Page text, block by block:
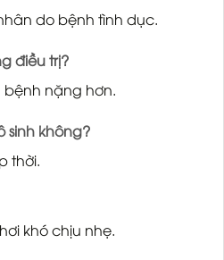
do bệnh tình dục.
điều trị?
bệnh nặng hơn.
sinh không?
thời.
khó chịu nhẹ.